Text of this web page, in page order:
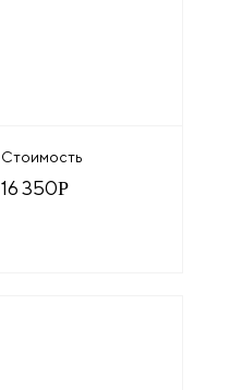
Стоимость
16 350Р